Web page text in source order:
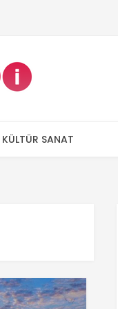
KÜLTÜR SANAT